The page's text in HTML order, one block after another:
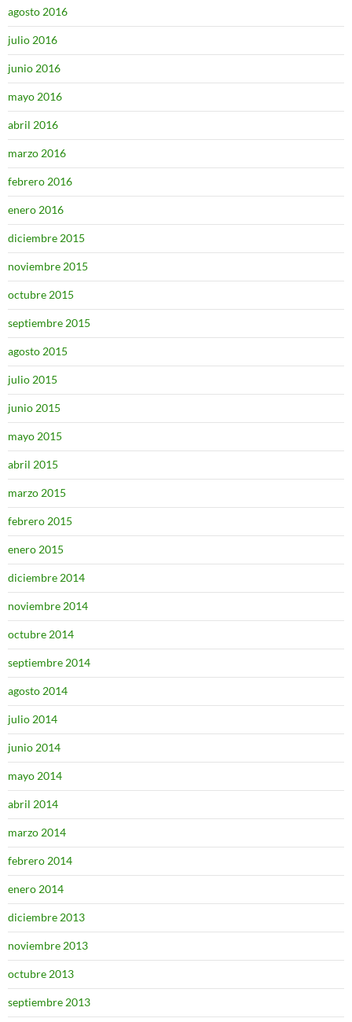
agosto 2016
julio 2016
junio 2016
mayo 2016
abril 2016
marzo 2016
febrero 2016
enero 2016
diciembre 2015
noviembre 2015
octubre 2015
septiembre 2015
agosto 2015
julio 2015
junio 2015
mayo 2015
abril 2015
marzo 2015
febrero 2015
enero 2015
diciembre 2014
noviembre 2014
octubre 2014
septiembre 2014
agosto 2014
julio 2014
junio 2014
mayo 2014
abril 2014
marzo 2014
febrero 2014
enero 2014
diciembre 2013
noviembre 2013
octubre 2013
septiembre 2013